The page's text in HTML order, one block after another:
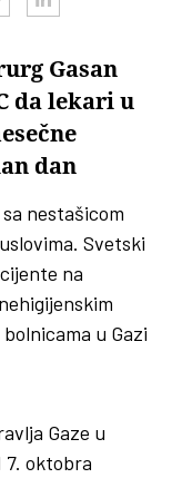
Gasan
da lekari u
dan
nestašicom
Svetski
na
u Gazi
Gaze u
7. oktobra